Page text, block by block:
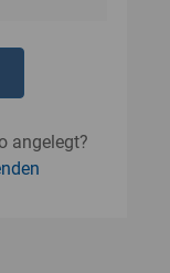
angelegt?